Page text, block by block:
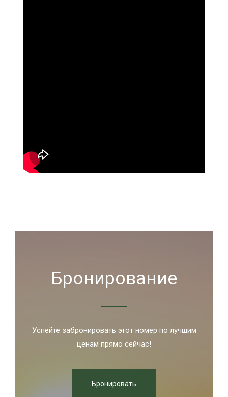
Бронирование
Успейте забронировать этот номер по лучшим
ценам прямо сейчас!
Бронировать